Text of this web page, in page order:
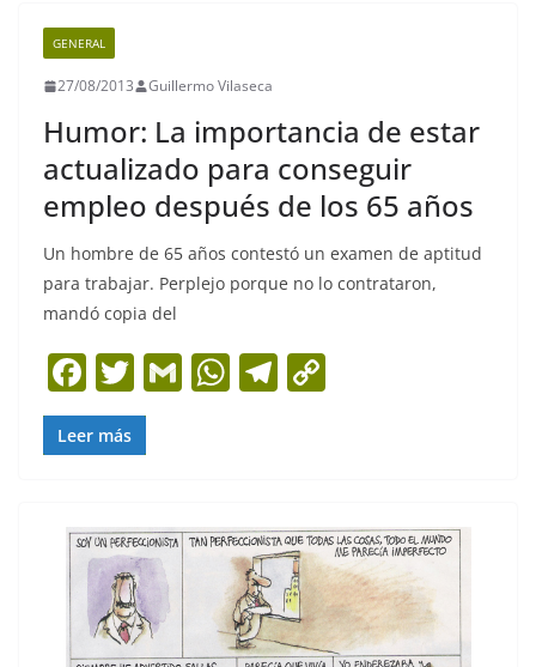
GENERAL
27/08/2013 Guillermo Vilaseca
Humor: La importancia de estar
actualizado para conseguir
empleo después de los 65 años
Un hombre de 65 años contestó un examen de aptitud
para trabajar. Perplejo porque no lo contrataron,
mandó copia del
F
a
c
b
o
o
k
T
w
itt
G W
A
p
p
T
a
m
Li
n
k
Leer más